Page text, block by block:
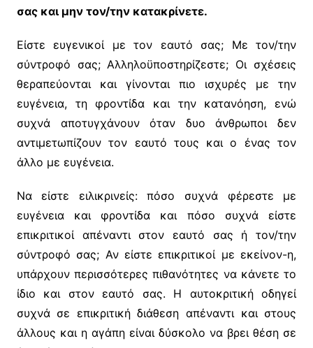
σας και μην τον/την κατακρίνετε.
Είστε ευγενικοί με τον εαυτό σας; Με τον/την
σύντροφό σας; Αλληλοϋποστηρίζεστε; Οι σχέσεις
θεραπεύονται και γίνονται πιο ισχυρές με την
ευγένεια, τη φροντίδα και την κατανόηση, ενώ
συχνά αποτυγχάνουν όταν δυο άνθρωποι δεν
αντιμετωπίζουν τον εαυτό τους και ο ένας τον
άλλο με ευγένεια.
Να είστε ειλικρινείς: πόσο συχνά φέρεστε με
ευγένεια και φροντίδα και πόσο συχνά είστε
επικριτικοί απέναντι στον εαυτό σας ή τον/την
σύντροφό σας; Αν είστε επικριτικοί με εκείνον-η,
υπάρχουν περισσότερες πιθανότητες να κάνετε το
ίδιο και στον εαυτό σας. Η αυτοκριτική οδηγεί
συχνά σε επικριτική διάθεση απέναντι και στους
άλλους και η αγάπη είναι δύσκολο να βρει θέση σε